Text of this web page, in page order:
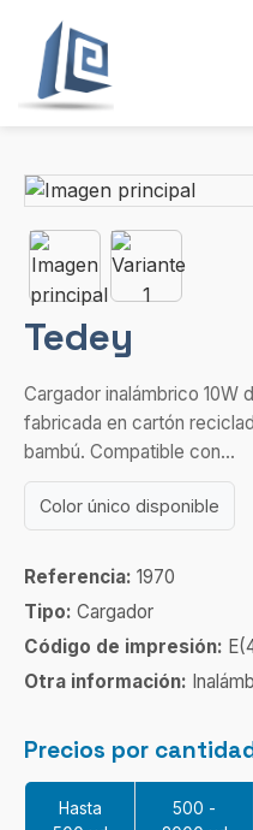
Tedey
Cargador inalámbrico 10W
fabricada en cartón
bambú. Compatible con...
Color único disponible
Referencia: 1970
Tipo: Cargador
Código de impresión:
Otra información:
Precios por
Hasta
500 -